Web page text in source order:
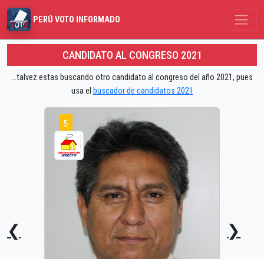
PERÚ VOTO INFORMADO
CANDIDATO AL CONGRESO 2021
...talvez estas buscando otro candidato al congreso del año 2021, pues
usa el buscador de candidatos 2021
❮
5
❯